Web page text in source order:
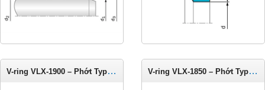
V-ring VLX-1900 – Phớt Type LX cho trục 1875-1925 mm V-ring VLX-1850 – Phớt Type LX cho trục 1825-1875 mm